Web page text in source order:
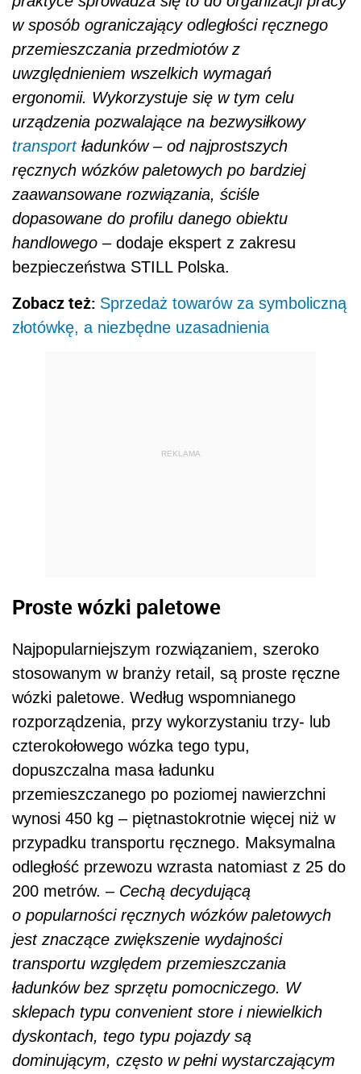
w sposób ograniczający odległości ręcznego
przemieszczania przedmiotów z
uwzględnieniem wszelkich wymagań
ergonomii. Wykorzystuje się w tym celu
urządzenia pozwalające na bezwysiłkowy
transportładunków – od najprostszych
ręcznych wózków paletowych po bardziej
zaawansowane rozwiązania, ściśle
dopasowane do profilu danego obiektu
handlowego – dodaje ekspert z zakresu
bezpieczeństwa STILL Polska.
Zobacz też: Sprzedaż towarów za symboliczną
złotówkę, a niezbędne uzasadnienia
REKLAMA
Proste wózki paletowe
Najpopularniejszym rozwiązaniem, szeroko
stosowanym w branży retail, są proste ręczne
wózki paletowe. Według wspomnianego
rozporządzenia, przy wykorzystaniu trzy- lub
czterokołowego wózka tego typu,
dopuszczalna masa ładunku
przemieszczanego po poziomej nawierzchni
wynosi 450 kg – piętnastokrotnie więcej niż w
przypadku transportu ręcznego. Maksymalna
odległość przewozu wzrasta natomiast z 25 do
200 metrów. – Cechą decydującą
o popularności ręcznych wózków paletowych
jest znaczące zwiększenie wydajności
transportu względem przemieszczania
ładunków bez sprzętu pomocniczego. W
sklepach typu convenient store i niewielkich
dyskontach, tego typu pojazdy są
dominującym, często w pełni wystarczającym